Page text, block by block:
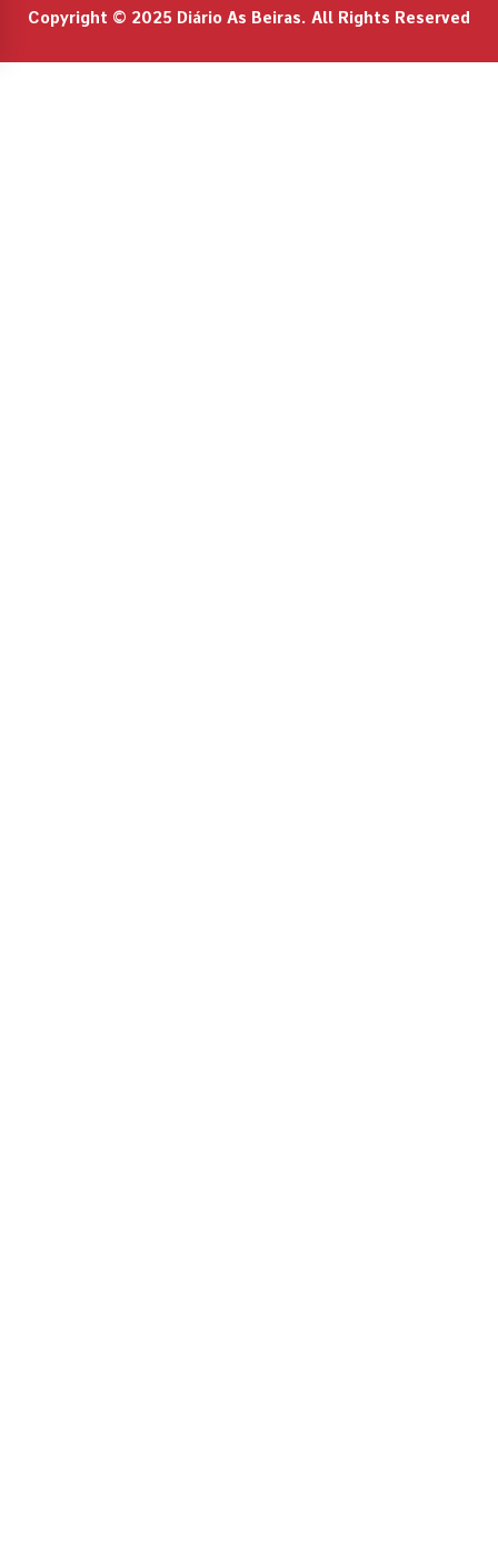
Copyright © 2025 Diário As Beiras. All Rights Reserved